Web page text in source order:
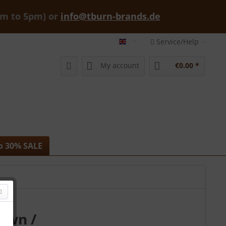
to 5pm) or info@tburn-brands.de
tburn-brands-shop english
Service/Help
My account €0.00 *
SALE
/